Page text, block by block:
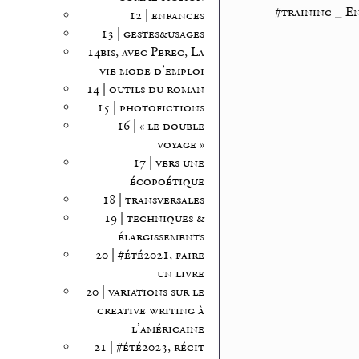
12 | enfances
13 | gestes&usages
14bis, avec Perec, La
vie mode d’emploi
14 | outils du roman
15 | photofictions
16 | « le double
voyage »
17 | vers une
écopoétique
18 | transversales
19 | techniques &
élargissements
20 | #été2021, faire
un livre
20 | variations sur le
creative writing à
l’américaine
21 | #été2023, récit
#training _